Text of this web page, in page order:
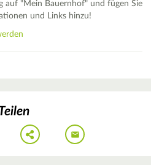
auf "Mein Bauernhof" und fügen Sie
und Links hinzu!